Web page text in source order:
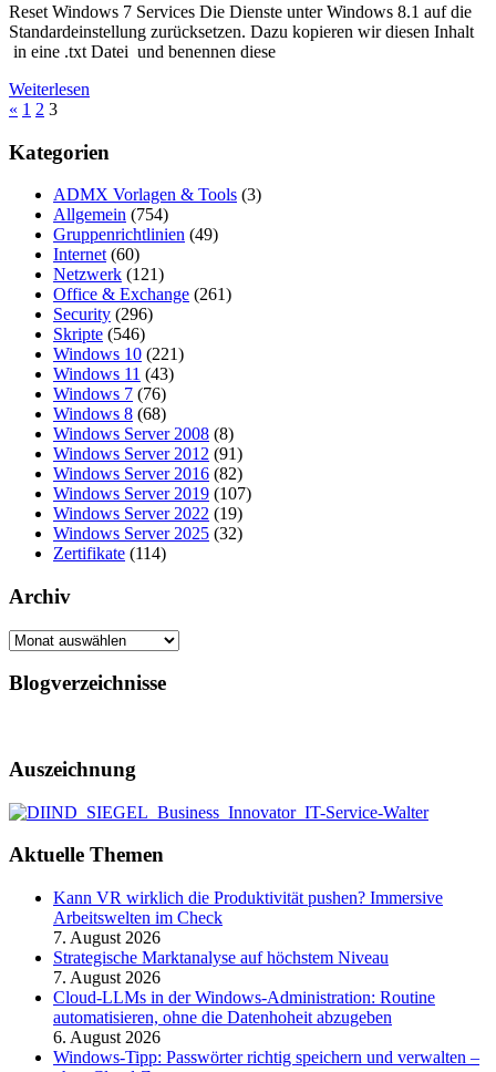
Reset Windows 7 Services Die Dienste unter Windows 8.1 auf die
Standardeinstellung zurücksetzen. Dazu kopieren wir diesen Inhalt
in eine .txt Datei und benennen diese
Weiterlesen
Seitennummerierung
der
Beiträge
« Vorherige
1 2 3
Kategorien
ADMX Vorlagen & Tools (3)
Allgemein (754)
Gruppenrichtlinien (49)
Internet (60)
Netzwerk (121)
Office & Exchange (261)
Security (296)
Skripte (546)
Windows 10 (221)
Windows 11 (43)
Windows 7 (76)
Windows 8 (68)
Windows Server 2008 (8)
Windows Server 2012 (91)
Windows Server 2016 (82)
Windows Server 2019 (107)
Windows Server 2022 (19)
Windows Server 2025 (32)
Zertifikate (114)
Archiv
Archiv
Blogverzeichnisse
Auszeichnung
Aktuelle Themen
Kann VR wirklich die Produktivität pushen? Immersive
Arbeitswelten im Check
7. August 2026
Strategische Marktanalyse auf höchstem Niveau
7. August 2026
Cloud-LLMs in der Windows-Administration: Routine
automatisieren, ohne die Datenhoheit abzugeben
6. August 2026
Windows-Tipp: Passwörter richtig speichern und verwalten –